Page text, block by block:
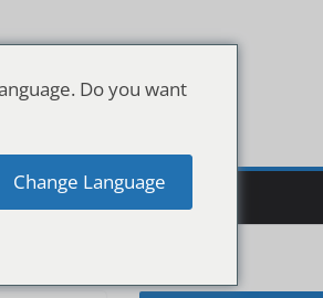
Do you want
Change Language